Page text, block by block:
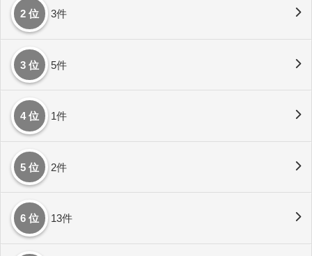
2 位 3件
3 位 5件
4 位 1件
5 位 2件
6 位 13件